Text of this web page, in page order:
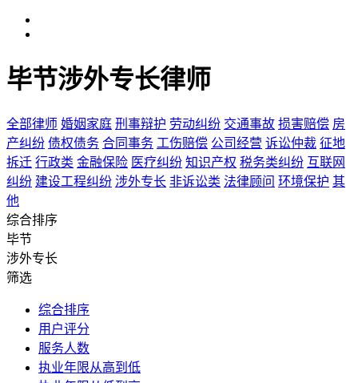
毕节涉外专长律师
全部律师 婚姻家庭 刑事辩护 劳动纠纷 交通事故 损害赔偿 房
产纠纷 债权债务 合同事务 工伤赔偿 公司经营 诉讼仲裁 征地
拆迁 行政类 金融保险 医疗纠纷 知识产权 税务类纠纷 互联网
纠纷 建设工程纠纷 涉外专长 非诉讼类 法律顾问 环境保护 其
他
综合排序
毕节
涉外专长
筛选
综合排序
用户评分
服务人数
执业年限从高到低